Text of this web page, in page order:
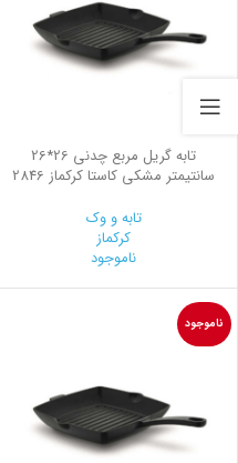
تابه گریل مربع چدنی 26*26
سانتیمتر مشکی کاستا کرکماز 2846
تابه و وک
کرکماز
ناموجود
ناموجود